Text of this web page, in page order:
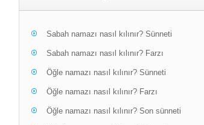
Sabah namazı nasıl kılınır? Sünneti
Sabah namazı nasıl kılınır? Farzı
Öğle namazı nasıl kılınır? Sünneti
Öğle namazı nasıl kılınır? Farzı
Öğle namazı nasıl kılınır? Son sünneti